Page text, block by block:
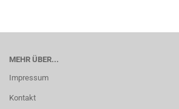
MEHR ÜBER...
Impressum
Kontakt